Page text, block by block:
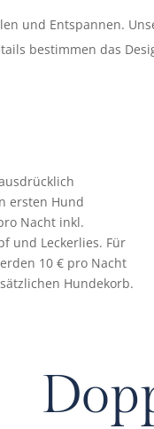
und Entspannen.
bestimmen das
ersten Hund
Nacht inkl.
und Leckerlies. Für
10 € pro Nacht
Hundekorb.